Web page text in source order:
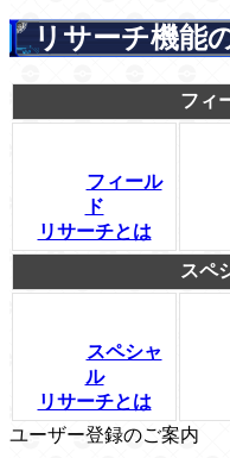
リサーチ機能
フィ
フィール
ド
リサーチとは
スペ
スペシャ
ル
リサーチとは
ユーザー登録のご案内